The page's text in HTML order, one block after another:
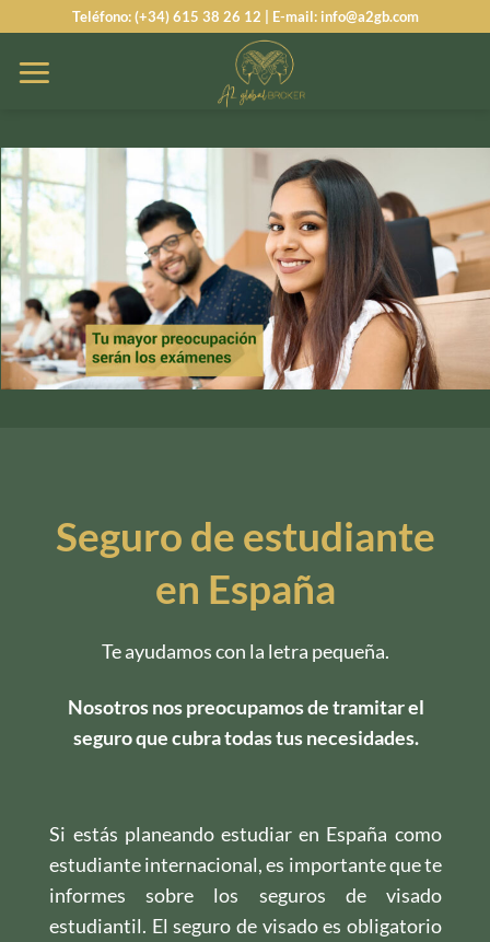
contenido
Teléfono: (+34) 615 38 26 12 | E-mail: info@a2gb.com
Seguro de estudiante
en España
Te ayudamos con la letra pequeña.
Nosotros nos preocupamos de tramitar el
seguro que cubra todas tus necesidades.
Si estás planeando estudiar en España como
estudiante internacional, es importante que te
informes sobre los seguros de visado
estudiantil. El seguro de visado es obligatorio